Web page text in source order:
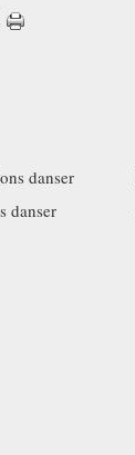
danser